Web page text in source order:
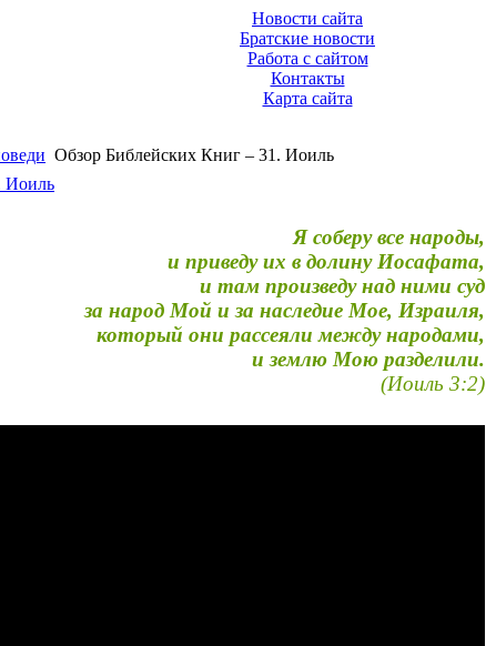
Новости сайта
Братские новости
Работа с сайтом
Контакты
Карта сайта
Обзор Библейских Книг – 31. Иоиль
Иоиль
Я соберу все народы,
и приведу их в долину Иосафата,
и там произведу над ними суд
за народ Мой и за наследие Мое, Израиля,
который они рассеяли между народами,
и землю Мою разделили.
(Иоиль 3:2)